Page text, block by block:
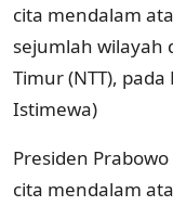
cita mendalam
sejumlah wilayah
Timur (NTT),
Istimewa)
Presiden
cita mendalam